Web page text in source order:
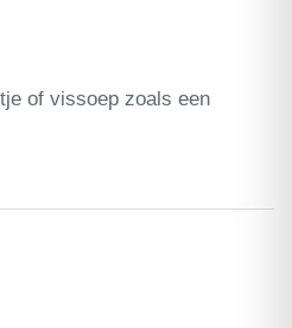
of vissoep zoals een